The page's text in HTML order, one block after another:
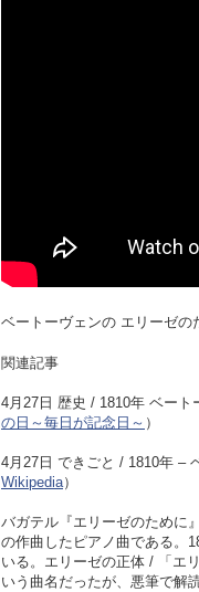
ベートーヴェンの エリーゼの
関連記事
4月27日 歴史 / 1810年 ベート
の日～毎日が記念日～ ）
4月27日 できごと / 1810年 –
Wikipedia）
バガテル『エリーゼのために
の作曲したピアノ曲である。
いる。エリーゼの正体 / 「エ
いう曲名だったが、悪筆で解